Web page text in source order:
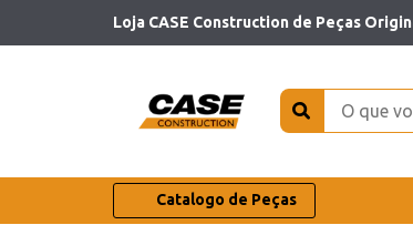
Loja CASE Construction de Peças
Catalogo de Peças